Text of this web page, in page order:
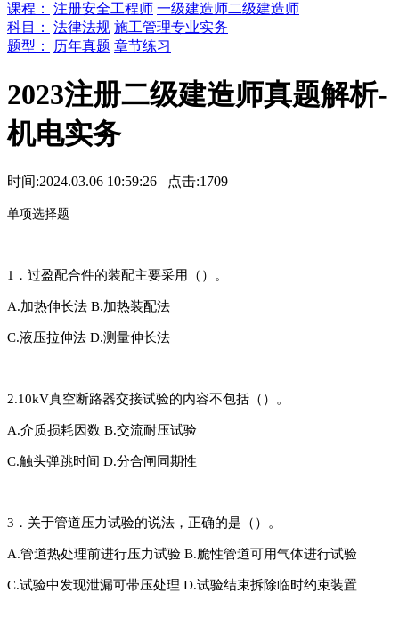
课程：
注册安全工程师 一级建造师二级建造师
科目：
法律法规 施工管理专业实务
题型：
历年真题 章节练习
2023注册二级建造师真题解析-
机电实务
时间:2024.03.06 10:59:26 点击:1709
单项选择题
1．过盈配合件的装配主要采用（）。
A.加热伸长法 B.加热装配法
C.液压拉伸法 D.测量伸长法
2.10kV真空断路器交接试验的内容不包括（）。
A.介质损耗因数 B.交流耐压试验
C.触头弹跳时间 D.分合闸同期性
3．关于管道压力试验的说法，正确的是（）。
A.管道热处理前进行压力试验 B.脆性管道可用气体进行试验
C.试验中发现泄漏可带压处理 D.试验结束拆除临时约束装置